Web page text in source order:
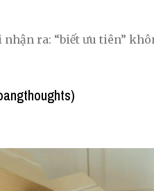
ra: “biết ưu tiên”